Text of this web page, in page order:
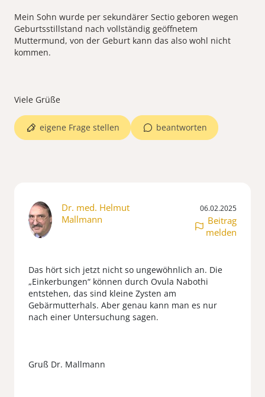
Mein Sohn wurde per sekundärer Sectio geboren wegen
Geburtsstillstand nach vollständig geöffnetem
Muttermund, von der Geburt kann das also wohl nicht
kommen.
beantworten
eigene Frage stellen
Dr. med. Helmut
Mallmann
06.02.2025
Beitrag
melden
Das hört sich jetzt nicht so ungewöhnlich an. Die
„Einkerbungen“ können durch Ovula Nabothi
entstehen, das sind kleine Zysten am
Gebärmutterhals. Aber genau kann man es nur
nach einer Untersuchung sagen.
Gruß Dr. Mallmann